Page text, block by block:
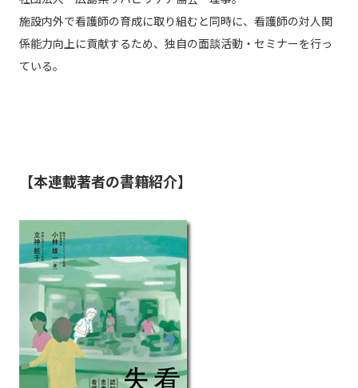
施設内外で看護師の育成に取り組むと同時に、看護師の対人関
係能力向上に貢献するため、独自の面談活動・セミナーを行っ
ている。
【本連載著者の書籍紹介】